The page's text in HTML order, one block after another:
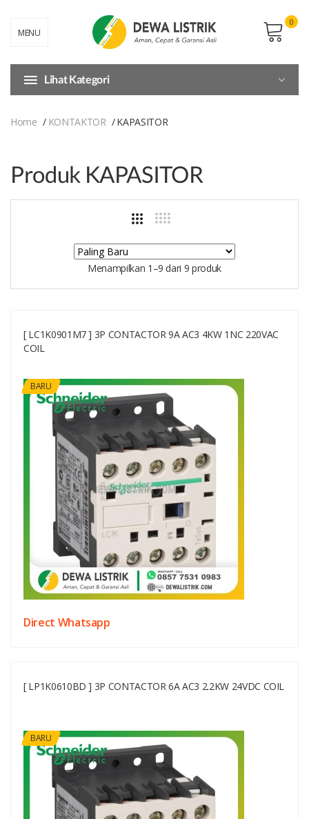
0
Lihat Kategori
MENU
Home KONTAKTOR KAPASITOR
Produk KAPASITOR
Menampilkan 1–9 dari 9 produk
[ LC1K0901M7 ] 3P CONTACTOR 9A AC3 4KW 1NC 220VAC
COIL
BARU
Direct Whatsapp
[ LP1K0610BD ] 3P CONTACTOR 6A AC3 2.2KW 24VDC COIL
BARU